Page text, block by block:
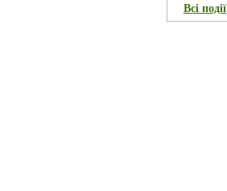
Всі події